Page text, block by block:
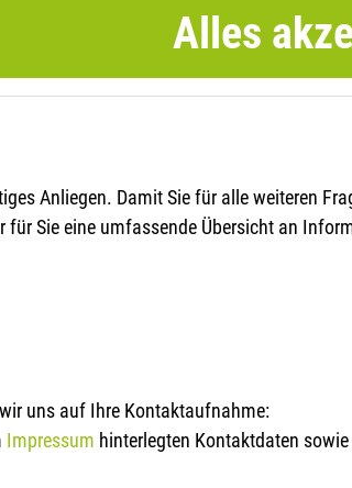
zu neuen
GmbH
66-68
Alles
damit wir Ihre Einstellungen für die
Cookies
Anliegen. Damit Sie für alle weiteren
Sie eine umfassende Übersicht an
uns auf Ihre Kontaktaufnahme:
Impressum hinterlegten Kontaktdaten